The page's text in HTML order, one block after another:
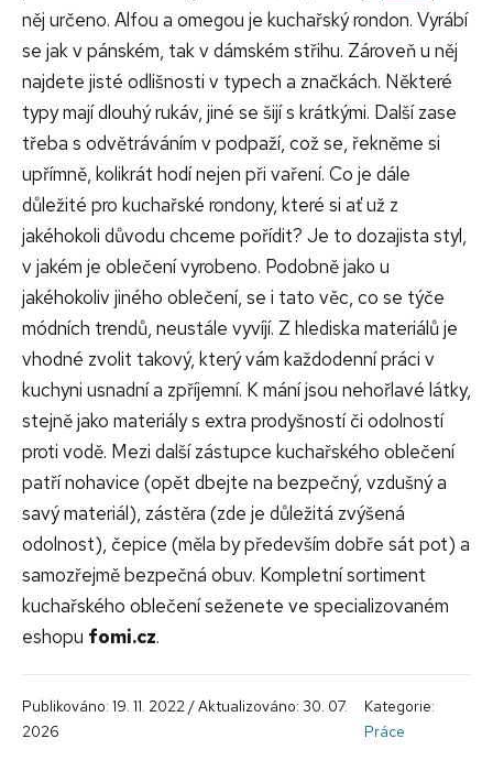
něj určeno. Alfou a omegou je kuchařský rondon. Vyrábí
se jak v pánském, tak v dámském střihu. Zároveň u něj
najdete jisté odlišnosti v typech a značkách. Některé
typy mají dlouhý rukáv, jiné se šijí s krátkými. Další zase
třeba s odvětráváním v podpaží, což se, řekněme si
upřímně, kolikrát hodí nejen při vaření. Co je dále
důležité pro kuchařské rondony, které si ať už z
jakéhokoli důvodu chceme pořídit? Je to dozajista styl,
v jakém je oblečení vyrobeno. Podobně jako u
jakéhokoliv jiného oblečení, se i tato věc, co se týče
módních trendů, neustále vyvíjí. Z hlediska materiálů je
vhodné zvolit takový, který vám každodenní práci v
kuchyni usnadní a zpříjemní. K mání jsou nehořlavé látky,
stejně jako materiály s extra prodyšností či odolností
proti vodě. Mezi další zástupce kuchařského oblečení
patří nohavice (opět dbejte na bezpečný, vzdušný a
savý materiál), zástěra (zde je důležitá zvýšená
odolnost), čepice (měla by především dobře sát pot) a
samozřejmě bezpečná obuv. Kompletní sortiment
kuchařského oblečení seženete ve specializovaném
eshopu fomi.cz.
Publikováno: 19. 11. 2022 / Aktualizováno: 30. 07.
2026
Kategorie:
Práce